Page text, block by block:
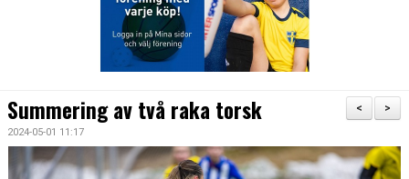
MATCHER
BILDGALLERI
>
<
Summering av två raka torsk
2024-05-01 11:17